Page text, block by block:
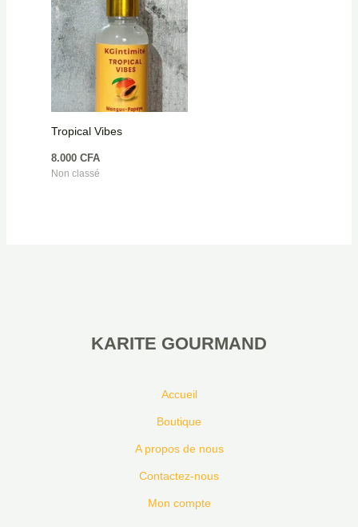
Tropical Vibes
8.000 CFA
Non classé
KARITE GOURMAND
Accueil
Boutique
A propos de nous
Contactez-nous
Mon compte